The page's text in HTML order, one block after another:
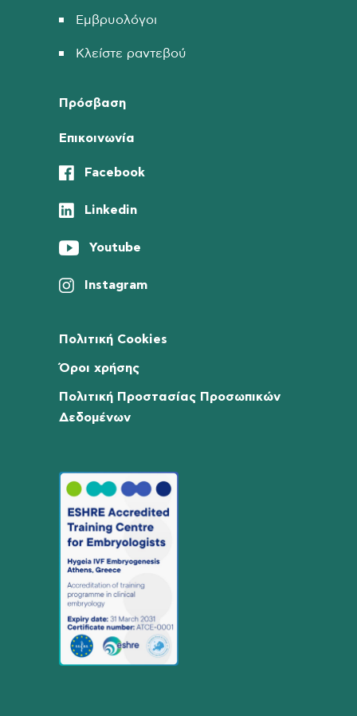
Εμβρυολόγοι
Κλείστε ραντεβού
Πρόσβαση
Επικοινωνία
Facebook
Linkedin
Youtube
Instagram
Πολιτική Cookies
Όροι χρήσης
Πολιτική Προστασίας Προσωπικών
Δεδομένων